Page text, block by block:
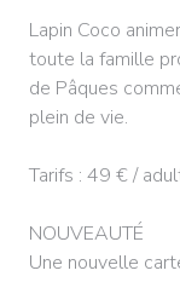
Lapin Coco
toute la famille
de Pâques
plein de vie.
Tarifs : 49 € /
NOUVEAUTÉ
Une nouvelle